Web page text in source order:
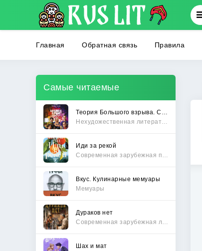
Главная Обратная связь Правила
Самые читаемые
Иди за рекой
Вкус. Кулинарные мемуары
Мемуары
Дураков нет
Шах и мат